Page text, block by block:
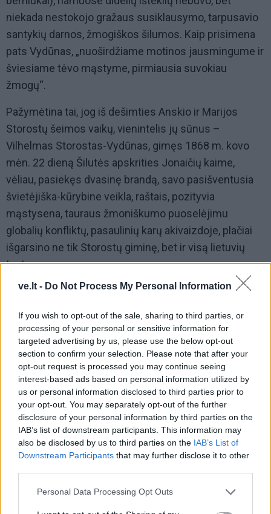
ve.lt - Do Not Process My Personal Information
If you wish to opt-out of the sale, sharing to third parties, or
processing of your personal or sensitive information for
targeted advertising by us, please use the below opt-out
section to confirm your selection. Please note that after your
opt-out request is processed you may continue seeing
interest-based ads based on personal information utilized by
us or personal information disclosed to third parties prior to
your opt-out. You may separately opt-out of the further
disclosure of your personal information by third parties on the
IAB’s list of downstream participants. This information may
also be disclosed by us to third parties on the IAB’s List of
Downstream Participants that may further disclose it to other
Personal Data Processing Opt Outs
niekada nestokojo gražaus susiklausymo, tarpusavio
santykių darnos, žmogiškos šilumos. Kaip prisimena
pats Vydūnas, „nuoširdžiame motinos jausmingume ir
šviesiame tėvo mąstyme, pirmiausia suvokiau
žmogų“.
Pažymėtina tai, jog iš dešimties Anskio ir Marijos
Storostų šeimos vaikų, vienintelis jų sūnus –
Vilhelmas Storostas-Vydūnas, gimęs 1868 m. kovo
mėn. 22 dieną Šilutės apskrities Jonaičių kaime,
vėliau, pasiekęs dvasinę brandą, savo pasišventusia
švietėjiška-kūrybine veikla, raštais, pozityvia
mąstysena, tauraus žmoniškumo puoselėjimu
globalių konfliktų, pasaulinių karų akivaizdoje, plačiai
išgarsino ne tik Storostų giminę, bet ir visą lietuvių
tautą.
© Bitėnuose / Nuotrauka iš atvirų šaltinių